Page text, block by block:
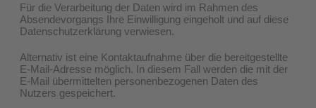
Für die Verarbeitung der Daten wird im Rahmen des
Absendevorgangs Ihre Einwilligung eingeholt und auf diese
Datenschutzerklärung verwiesen.
Alternativ ist eine Kontaktaufnahme über die bereitgestellte
E-Mail-Adresse möglich. In diesem Fall werden die mit der
E-Mail übermittelten personenbezogenen Daten des
Nutzers gespeichert.